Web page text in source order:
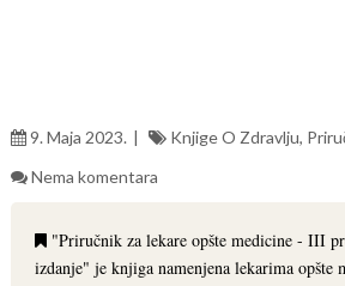
9. Maja 2023. Knjige O Zdravlju,
Nema komentara
"Priručnik za lekare opšte medicine - III
izdanje" je knjiga namenjena lekarima opšte